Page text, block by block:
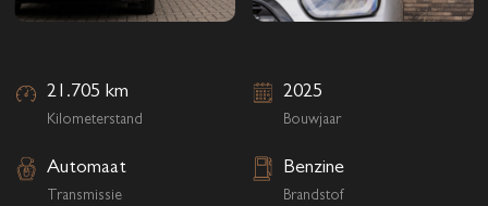
21.705 km
Kilometerstand
2025
Bouwjaar
Automaat
Transmissie
Benzine
Brandstof